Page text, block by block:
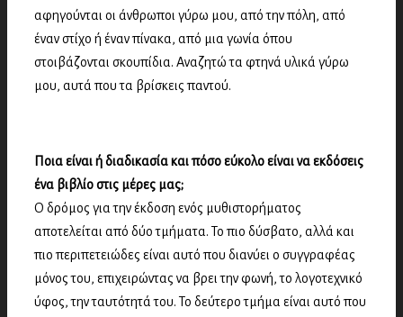
αφηγούνται οι άνθρωποι γύρω μου, από την πόλη, από
έναν στίχο ή έναν πίνακα, από μια γωνία όπου
στοιβάζονται σκουπίδια. Αναζητώ τα φτηνά υλικά γύρω
μου, αυτά που τα βρίσκεις παντού.
Ποια είναι ή διαδικασία και πόσο εύκολο είναι να εκδόσεις
ένα βιβλίο στις μέρες μας;
Ο δρόμος για την έκδοση ενός μυθιστορήματος
αποτελείται από δύο τμήματα. Το πιο δύσβατο, αλλά και
πιο περιπετειώδες είναι αυτό που διανύει ο συγγραφέας
μόνος του, επιχειρώντας να βρει την φωνή, το λογοτεχνικό
ύφος, την ταυτότητά του. Το δεύτερο τμήμα είναι αυτό που